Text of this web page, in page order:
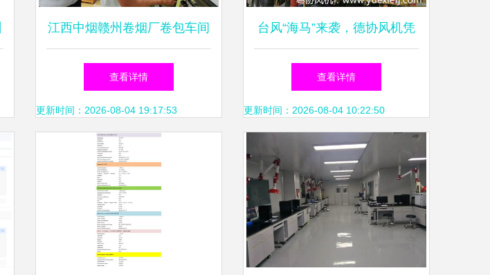
江西中烟赣州卷烟厂卷包车间
以信息技术咨询为引擎，赋能
技能鉴定实操培训新篇章
查看详情
更新时间：2026-08-04 19:17:53
台风“海马”来袭，德协风机凭
借信息技术咨询服务保障发货
无忧
查看详情
更新时间：2026-08-04 10:22:50